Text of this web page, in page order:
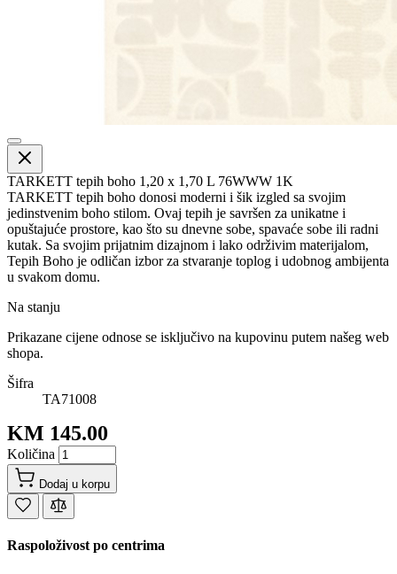
TARKETT tepih boho 1,20 x 1,70 L 76WWW 1K
TARKETT tepih boho donosi moderni i šik izgled sa svojim
jedinstvenim boho stilom. Ovaj tepih je savršen za unikatne i
opuštajuće prostore, kao što su dnevne sobe, spavaće sobe ili radni
kutak. Sa svojim prijatnim dizajnom i lako održivim materijalom,
Tepih Boho je odličan izbor za stvaranje toplog i udobnog ambijenta
u svakom domu.
Na stanju
Prikazane cijene odnose se isključivo na kupovinu putem našeg web
shopa.
Šifra
TA71008
KM 145.00
Količina
Dodaj u korpu
Raspoloživost po centrima